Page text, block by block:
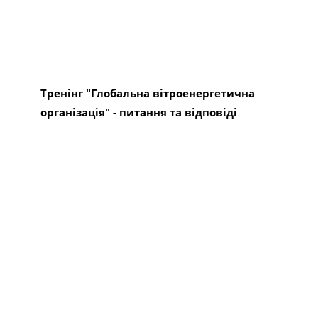
Тренінг "Глобальна вітроенергетична
організація" - питання та відповіді